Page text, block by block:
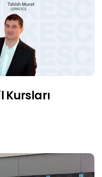
Kursları